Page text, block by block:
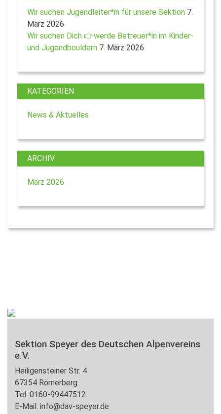
Wir suchen Jugendleiter*in für unsere Sektion 7.
März 2026
Wir suchen Dich 👉werde Betreuer*in im Kinder-
und Jugendbouldern 7. März 2026
KATEGORIEN
News & Aktuelles
ARCHIV
März 2026
Sektion Speyer des Deutschen Alpenvereins
e.V.
Heiligensteiner Str. 4
67354 Römerberg
Tel: 0160-99447512
E-Mail: info@dav-speyer.de